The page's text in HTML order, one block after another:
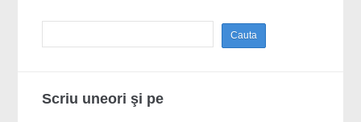
Scriu uneori şi pe